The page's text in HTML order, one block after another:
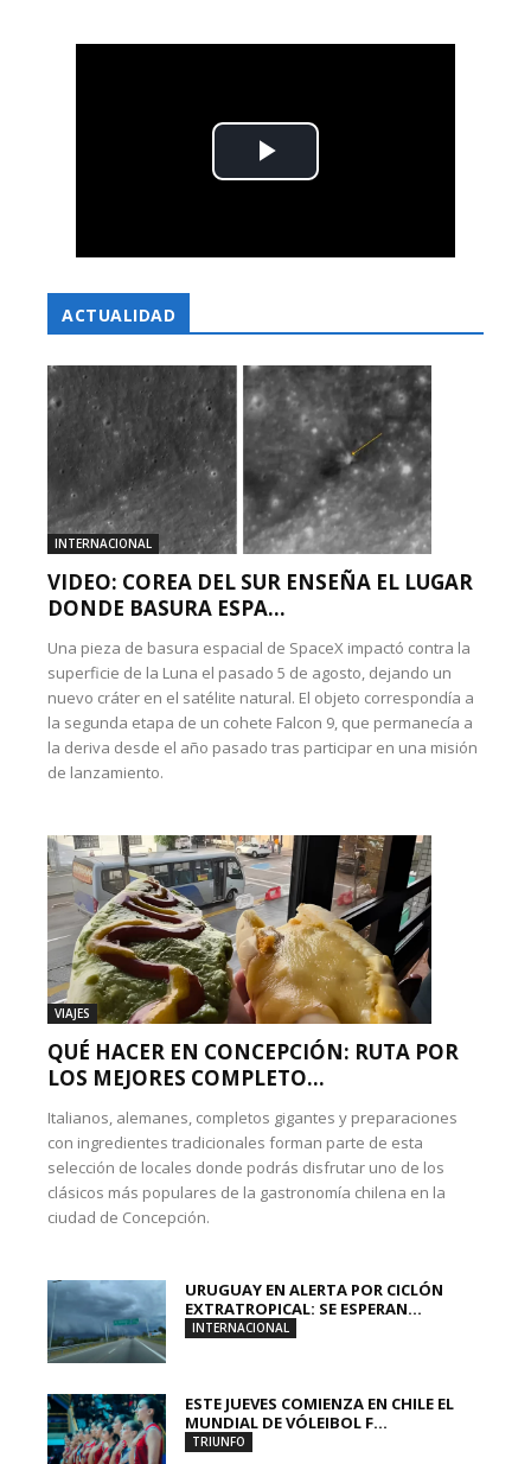
ACTUALIDAD
INTERNACIONAL
VIDEO: COREA DEL SUR ENSEÑA EL LUGAR
DONDE BASURA ESPA...
Una pieza de basura espacial de SpaceX impactó contra la
superficie de la Luna el pasado 5 de agosto, dejando un
nuevo cráter en el satélite natural. El objeto correspondía a
la segunda etapa de un cohete Falcon 9, que permanecía a
la deriva desde el año pasado tras participar en una misión
de lanzamiento.
VIAJES
QUÉ HACER EN CONCEPCIÓN: RUTA POR
LOS MEJORES COMPLETO...
Italianos, alemanes, completos gigantes y preparaciones
con ingredientes tradicionales forman parte de esta
selección de locales donde podrás disfrutar uno de los
clásicos más populares de la gastronomía chilena en la
ciudad de Concepción.
URUGUAY EN ALERTA POR CICLÓN
EXTRATROPICAL: SE ESPERAN...
INTERNACIONAL
ESTE JUEVES COMIENZA EN CHILE EL
MUNDIAL DE VÓLEIBOL F...
TRIUNFO